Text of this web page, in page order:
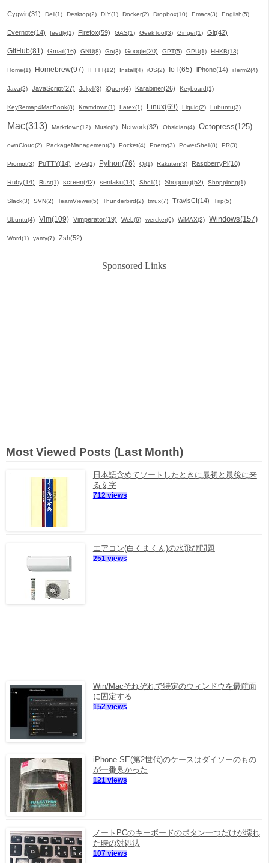
Cygwin(31) Dell(1) Desktop(2) DIY(1) Docker(2) Dropbox(10) Emacs(3) English(5)
Evernote(14) feedly(1) Firefox(59) GAS(1) GeekTool(3) Ginger(1) Git(42)
GitHub(81) Gmail(16) GNU(8) Go(3) Google(20) GPT(5) GPU(1) HHKB(13)
Home(1) Homebrew(97) IFTTT(12) Install(4) iOS(2) IoT(65) iPhone(14) iTerm2(4)
Java(2) JavaScript(27) Jekyll(3) jQuery(4) Karabiner(26) Keyboard(1)
KeyRemap4MacBook(8) Kramdown(1) Latex(1) Linux(69) Liquid(2) Lubuntu(3)
Mac(313) Markdown(12) Music(8) Network(32) Obsidian(4) Octopress(125)
ownCloud(2) PackageManagement(3) Pocket(4) Poetry(3) PowerShell(8) PR(3)
Prompt(3) PuTTY(14) PyPi(1) Python(76) Qi(1) Rakuten(3) RaspberryPi(18)
Ruby(14) Rust(1) screen(42) sentaku(14) Shell(1) Shopping(52) Shoppiong(1)
Slack(3) SVN(2) TeamViewer(5) Thunderbird(2) tmux(7) TravisCI(14) Trip(5)
Ubuntu(4) Vim(109) Vimperator(19) Web(6) wercker(6) WiMAX(2) Windows(157)
Word(1) yamy(7) Zsh(52)
Sponsored Links
Most Viewed Posts (Last Month)
日本語含めてソートしたときに最初と最後に来
る文字
712 views
エアコン(白くまくん)の水飛び問題
251 views
Win/Macそれぞれで特定のウィンドウを最前面
に固定する
152 views
iPhone SE(第2世代)のケースはダイソーのもの
が一番良かった
121 views
ノートPCのキーボードのボタン一つだけが壊れ
た時の対処法
107 views